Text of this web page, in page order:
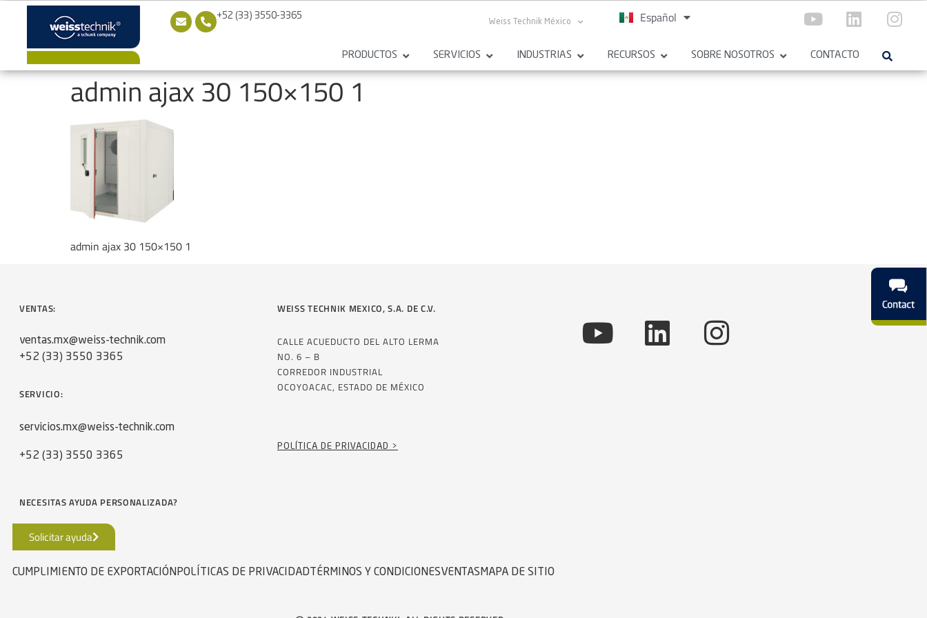
+52 (33) 3550-3365
Weiss Technik México Español
English
PRODUCTOS SERVICIOS INDUSTRIAS RECURSOS SOBRE NOSOTROS CONTACTO
admin ajax 30 150×150 1
admin ajax 30 150×150 1
VENTAS:
ventas.mx@weiss-technik.com
+52 (33) 3550 3365
SERVICIO:
servicios.mx@weiss-technik.com
+52 (33) 3550 3365
NECESITAS AYUDA PERSONALIZADA?
WEISS TECHNIK MEXICO, S.A. DE C.V.
CALLE ACUEDUCTO DEL ALTO LERMA
NO. 6 – B
CORREDOR INDUSTRIAL
OCOYOACAC, ESTADO DE MÉXICO
POLÍTICA DE PRIVACIDAD >
Solicitar ayuda
CUMPLIMIENTO DE EXPORTACIÓN POLÍTICAS DE PRIVACIDAD TÉRMINOS Y CONDICIONESVENTAS MAPA DE SITIO